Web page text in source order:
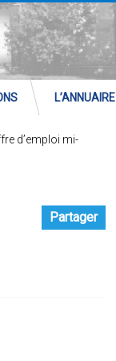
L’ANNUAIRE
d’emploi mi-
Partager